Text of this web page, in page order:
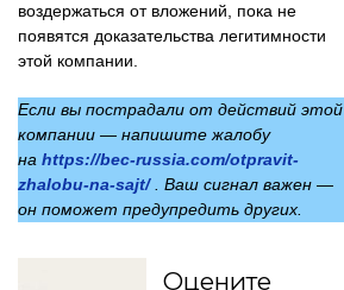
воздержаться от вложений, пока не
появятся доказательства легитимности
этой компании.
Если вы пострадали от действий этой
компании — напишите жалобу
на https://bec-russia.com/otpravit-
zhalobu-na-sajt/. Ваш сигнал важен —
он поможет предупредить других.
Оцените